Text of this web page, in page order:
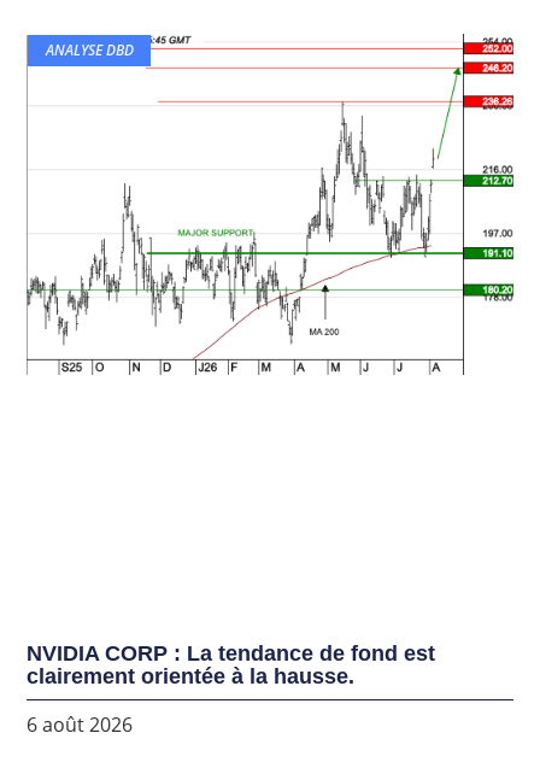
ANALYSE DBD
NVIDIA CORP : La tendance de fond est
clairement orientée à la hausse.
6 août 2026